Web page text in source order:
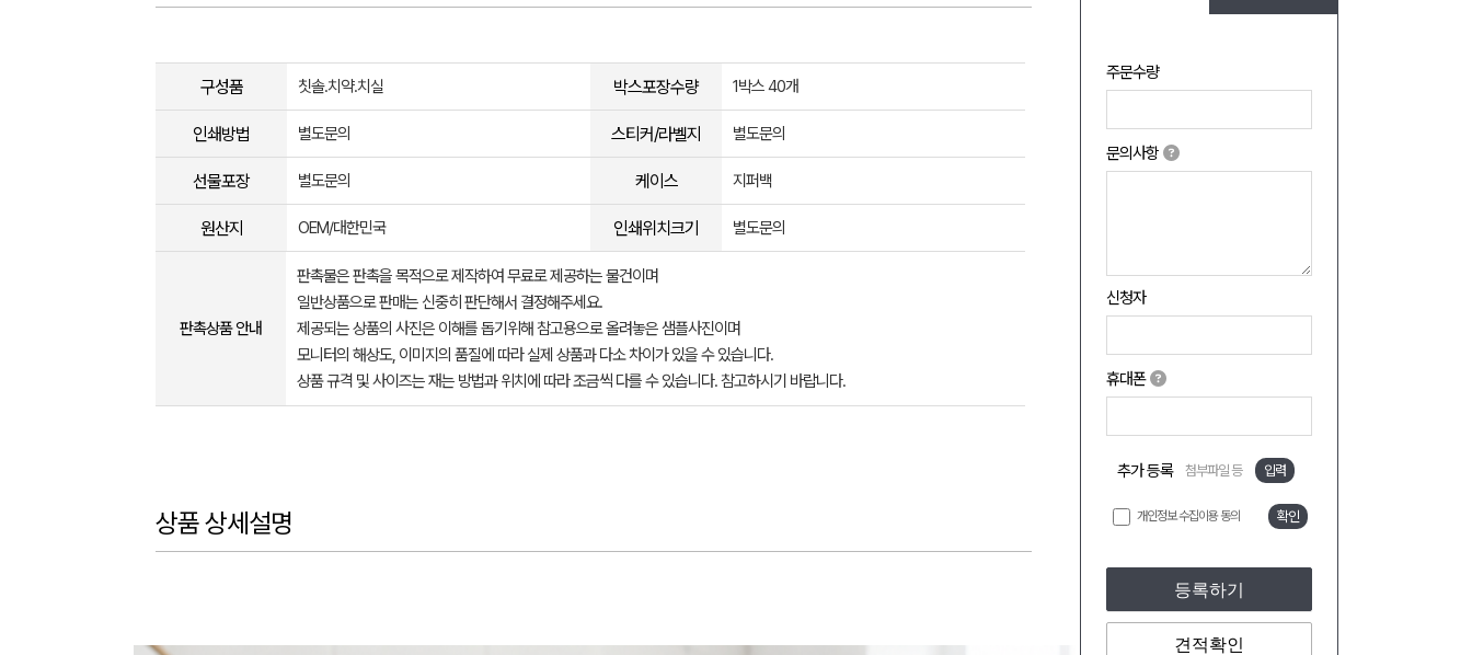
주문수량
문의사항
신청자
휴대폰
추가 등록 첨부파일 등 입력
개인정보 수집이용 동의 확인
등록하기
견적확인
구성품 칫솔.치약.치실 박스포장수량 1박스 40개
인쇄방법 별도문의 스티커/라벨지 별도문의
선물포장 별도문의 케이스 지퍼백
원산지 OEM/대한민국 인쇄위치크기 별도문의
판촉상품 안내
판촉물은 판촉을 목적으로 제작하여 무료로 제공하는 물건이며
일반상품으로 판매는 신중히 판단해서 결정해주세요.
제공되는 상품의 사진은 이해를 돕기위해 참고용으로 올려놓은 샘플사진이며
모니터의 해상도, 이미지의 품질에 따라 실제 상품과 다소 차이가 있을 수 있습니다.
상품 규격 및 사이즈는 재는 방법과 위치에 따라 조금씩 다를 수 있습니다. 참고하시기 바랍니다.
상품 상세설명